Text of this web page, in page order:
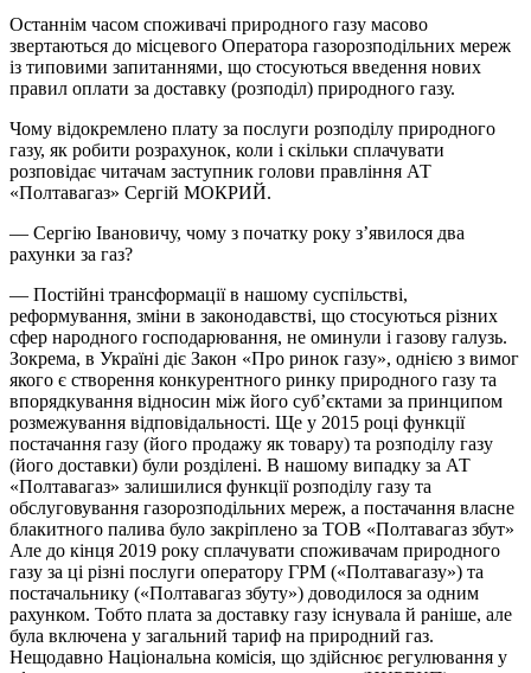
Останнім часом споживачі природного газу масово
звертаються до місцевого Оператора газорозподільних мереж
із типовими запитаннями, що стосуються введення нових
правил оплати за доставку (розподіл) природного газу.
Чому відокремлено плату за послуги розподілу природного
газу, як робити розрахунок, коли і скільки сплачувати
розповідає читачам заступник голови правління АТ
«Полтавагаз» Сергій МОКРИЙ.
— Сергію Івановичу, чому з початку року з’явилося два
рахунки за газ?
— Постійні трансформації в нашому суспільстві,
реформування, зміни в законодавстві, що стосуються різних
сфер народного господарювання, не оминули і газову галузь.
Зокрема, в Україні діє Закон «Про ринок газу», однією з вимог
якого є створення конкурентного ринку природного газу та
впорядкування відносин між його суб’єктами за принципом
розмежування відповідальності. Ще у 2015 році функції
постачання газу (його продажу як товару) та розподілу газу
(його доставки) були розділені. В нашому випадку за АТ
«Полтавагаз» залишилися функції розподілу газу та
обслуговування газорозподільних мереж, а постачання власне
блакитного палива було закріплено за ТОВ «Полтавагаз збут»
Але до кінця 2019 року сплачувати споживачам природного
газу за ці різні послуги оператору ГРМ («Полтавагазу») та
постачальнику («Полтавагаз збуту») доводилося за одним
рахунком. Тобто плата за доставку газу існувала й раніше, але
була включена у загальний тариф на природний газ.
Нещодавно Національна комісія, що здійснює регулювання у